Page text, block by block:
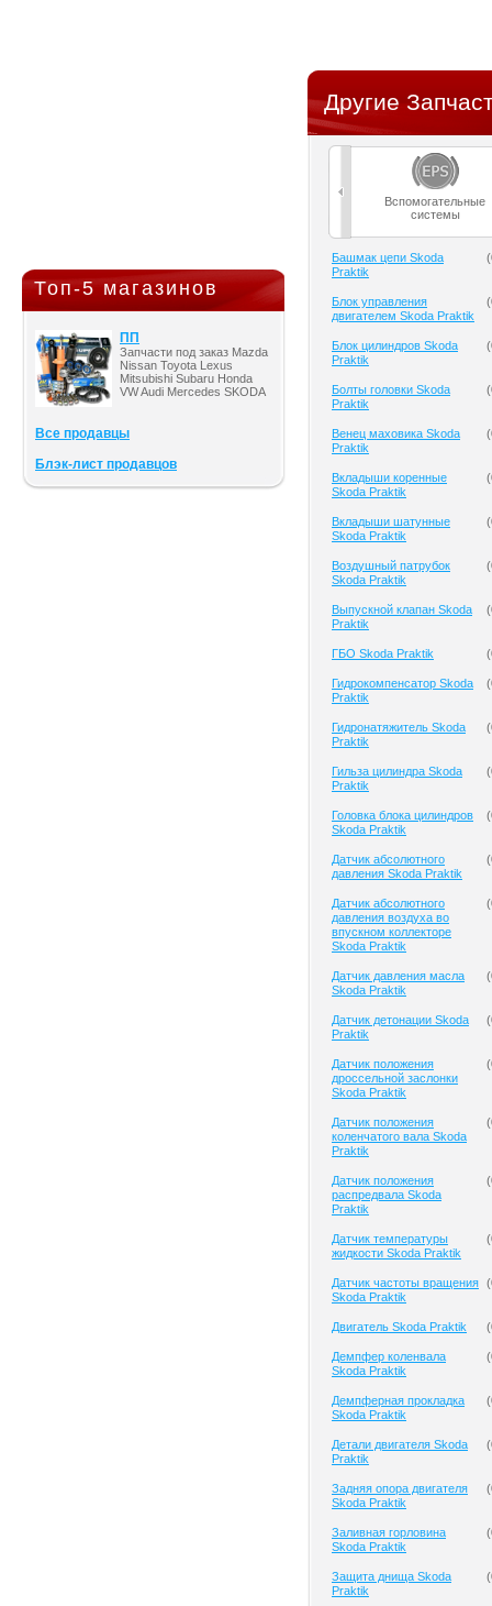
Топ-5 магазинов
ПП
Запчасти под заказ Mazda
Nissan Toyota Lexus
Mitsubishi Subaru Honda
VW Audi Mercedes SKODA
Все продавцы
Блэк-лист продавцов
Другие
Вспомогательные
системы
Башмак цепи Skoda
Praktik
(
Блок управления
двигателем Skoda Praktik
(
Блок цилиндров Skoda
Praktik
(
Болты головки Skoda
Praktik
(
Венец маховика Skoda
Praktik
(
Вкладыши коренные
Skoda Praktik
(
Вкладыши шатунные
Skoda Praktik
(
Воздушный патрубок
Skoda Praktik
(
Выпускной клапан Skoda
Praktik
(
ГБО Skoda Praktik (
Гидрокомпенсатор Skoda
Praktik
(
Гидронатяжитель Skoda
Praktik
(
Гильза цилиндра Skoda
Praktik
(
Головка блока цилиндров
Skoda Praktik
(
Датчик абсолютного
давления Skoda Praktik
(
Датчик абсолютного
давления воздуха во
впускном коллекторе
Skoda Praktik
(
Датчик давления масла
Skoda Praktik
(
Датчик детонации Skoda
Praktik
(
Датчик положения
дроссельной заслонки
Skoda Praktik
(
Датчик положения
коленчатого вала Skoda
Praktik
(
Датчик положения
распредвала Skoda
Praktik
(
Датчик температуры
жидкости Skoda Praktik
(
Датчик частоты вращения
Skoda Praktik
(
Двигатель Skoda Praktik (
Демпфер коленвала
Skoda Praktik
(
Демпферная прокладка
Skoda Praktik
(
Детали двигателя Skoda
Praktik
(
Задняя опора двигателя
Skoda Praktik
(
Заливная горловина
Skoda Praktik
(
Защита днища Skoda
Praktik
(